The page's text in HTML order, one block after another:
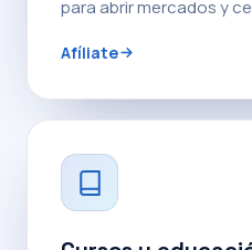
para abrir mercados y
Afíliate